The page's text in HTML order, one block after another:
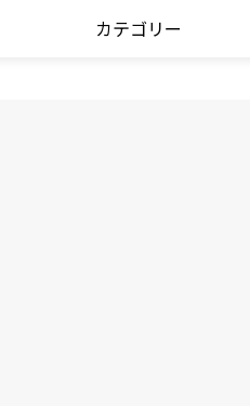
カテゴリー